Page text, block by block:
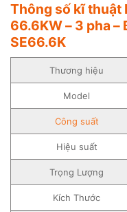
Thông số kĩ thuật
66.6KW – 3 pha –
SE66.6K
Thương hiệu
Model
Công suất
Hiệu suất
Trọng Lượng
Kích Thước